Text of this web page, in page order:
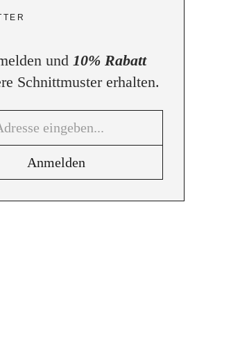
und 10% Rabatt
Schnittmuster erhalten.